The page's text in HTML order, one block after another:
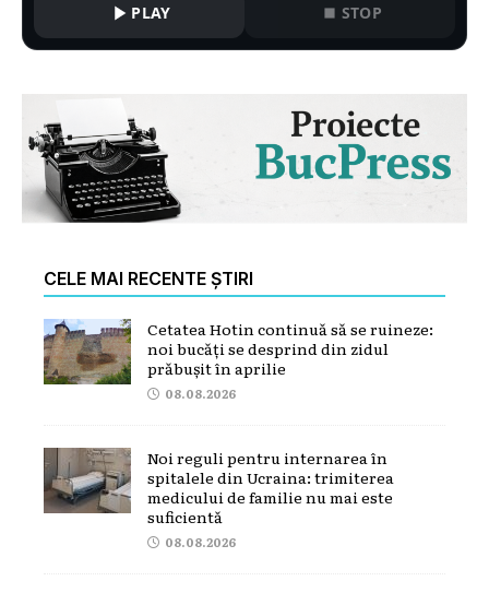
PLAY STOP
CELE MAI RECENTE ȘTIRI
Cetatea Hotin continuă să se ruineze:
noi bucăți se desprind din zidul
prăbușit în aprilie
08.08.2026
Noi reguli pentru internarea în
spitalele din Ucraina: trimiterea
medicului de familie nu mai este
suficientă
08.08.2026